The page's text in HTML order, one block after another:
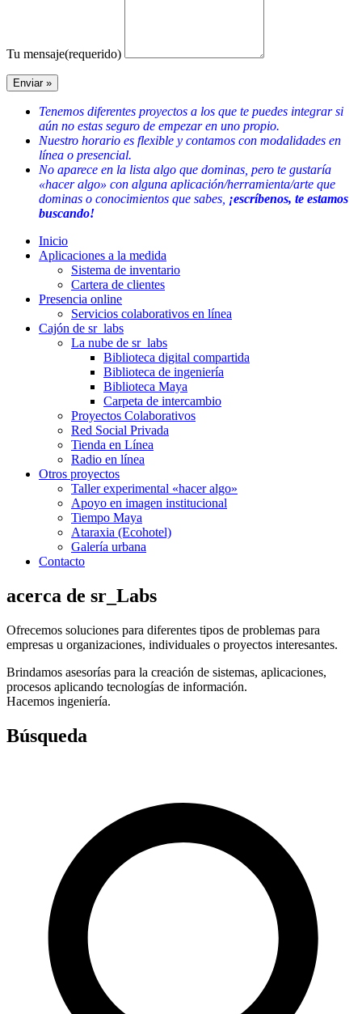
Tu mensaje(requerido)
Tenemos diferentes proyectos a los que te puedes integrar si
aún no estas seguro de empezar en uno propio.
Nuestro horario es flexible y contamos con modalidades en
línea o presencial.
No aparece en la lista algo que dominas, pero te gustaría
«hacer algo» con alguna aplicación/herramienta/arte que
dominas o conocimientos que sabes, ¡escríbenos, te estamos
buscando!
Inicio
Aplicaciones a la medida
Sistema de inventario
Cartera de clientes
Presencia online
Servicios colaborativos en línea
Cajón de sr_labs
La nube de sr_labs
Biblioteca digital compartida
Biblioteca de ingeniería
Biblioteca Maya
Carpeta de intercambio
Proyectos Colaborativos
Red Social Privada
Tienda en Línea
Radio en línea
Otros proyectos
Taller experimental «hacer algo»
Apoyo en imagen institucional
Tiempo Maya
Ataraxia (Ecohotel)
Galería urbana
Contacto
acerca de sr_Labs
Ofrecemos soluciones para diferentes tipos de problemas para
empresas u organizaciones, individuales o proyectos interesantes.
Brindamos asesorías para la creación de sistemas, aplicaciones,
procesos aplicando tecnologías de información.
Hacemos ingeniería.
Búsqueda